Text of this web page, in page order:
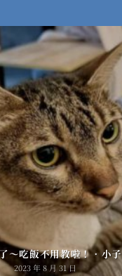
～吃飯不用教啦！•小子
2023 年 8 月 31 日